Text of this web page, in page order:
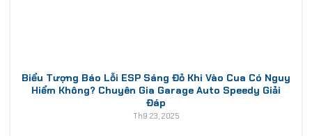
Biểu Tượng Báo Lỗi ESP Sáng Đỏ Khi Vào Cua Có Nguy
Hiểm Không? Chuyên Gia Garage Auto Speedy Giải
Đáp
Th9 23, 2025